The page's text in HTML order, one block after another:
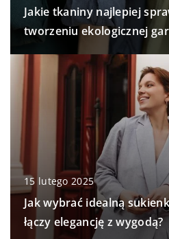
Jakie tkaniny najlepiej
tworzeniu ekologicznej
15 lutego 2025
Jak wybrać idealną
łączy elegancję z wygodą?